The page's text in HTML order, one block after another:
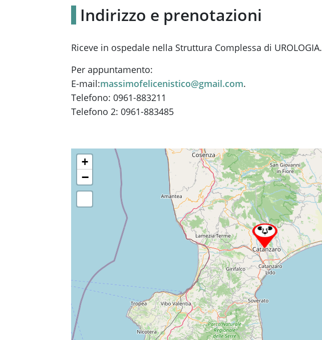
Indirizzo e prenotazioni
Riceve in ospedale nella Struttura Complessa di UROLOGIA.
Per appuntamento:
E-mail:massimofelicenistico@gmail.com.
Telefono: 0961-883211
Telefono 2: 0961-883485
+
−